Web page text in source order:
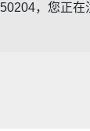
，您正在